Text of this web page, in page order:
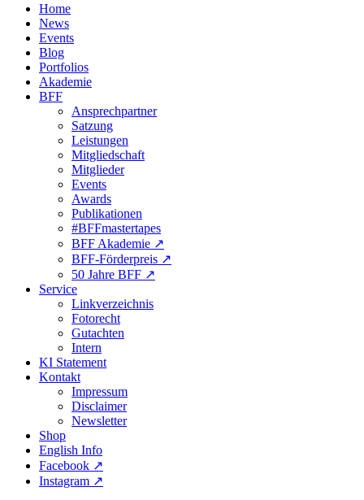
Home
News
Events
Blog
Portfolios
Akademie
BFF
Ansprechpartner
Satzung
Leistungen
Mitgliedschaft
Mitglieder
Events
Awards
Publikationen
#BFFmastertapes
BFF Akademie ↗︎
BFF-Förderpreis ↗︎
50 Jahre BFF ↗︎
Service
Linkverzeichnis
Fotorecht
Gutachten
Intern
KI Statement
Kontakt
Impressum
Disclaimer
Newsletter
Shop
English Info
Facebook ↗︎
Instagram ↗︎